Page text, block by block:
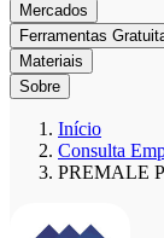
Mercados
Ferramentas
Materiais
Sobre
Início
Consulta
PREMALE